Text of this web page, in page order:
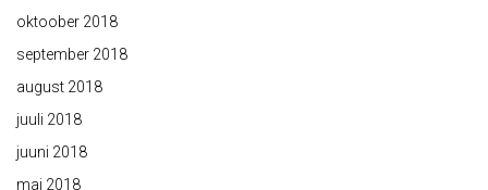
oktoober 2018
september 2018
august 2018
juuli 2018
juuni 2018
mai 2018